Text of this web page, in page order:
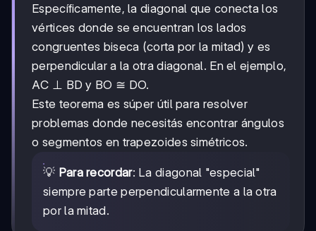
Específicamente, la diagonal que conecta los
vértices donde se encuentran los lados
congruentes biseca (corta por la mitad) y es
perpendicular a la otra diagonal. En el ejemplo,
AC ⊥ BD y BO ≅ DO.
Este teorema es súper útil para resolver
problemas donde necesitás encontrar ángulos
o segmentos en trapezoides simétricos.
💡 Para recordar: La diagonal "especial"
siempre parte perpendicularmente a la otra
por la mitad.